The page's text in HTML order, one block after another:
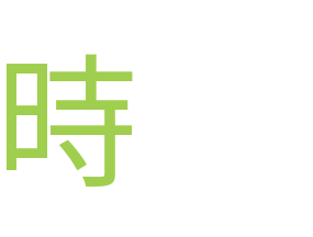
時